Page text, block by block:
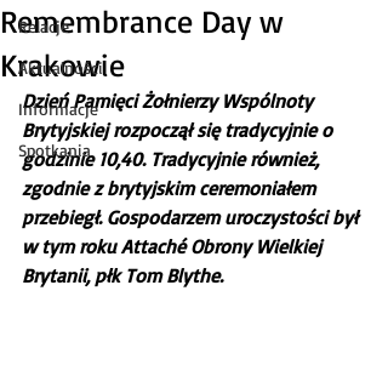
Relacje
Aktualności
Informacje
Spotkania
Remembrance Day w
Krakowie
Dzień Pamięci Żołnierzy Wspólnoty
Brytyjskiej rozpoczął się tradycyjnie o
godzinie 10,40. Tradycyjnie również,
zgodnie z brytyjskim ceremoniałem
przebiegł. Gospodarzem uroczystości był
w tym roku Attaché Obrony Wielkiej
Brytanii, płk Tom Blythe.